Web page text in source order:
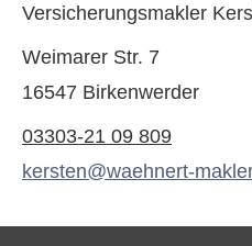
Ver­sicherungs­makler
Weimarer Str. 7
16547 Birkenwerder
03303-21 09 809
kersten@waehnert-